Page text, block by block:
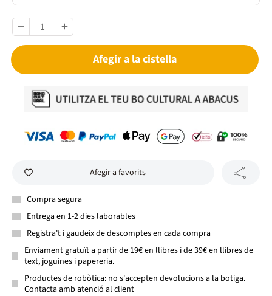
Afegir a la cistella
Afegir a favorits
Compra segura
Entrega en 1-2 dies laborables
Registra't i gaudeix de descomptes en cada compra
Enviament gratuït a partir de 19€ en llibres i de 39€ en llibres de
text, joguines i papereria.
Productes de robòtica: no s'accepten devolucions a la botiga.
Contacta amb atenció al client